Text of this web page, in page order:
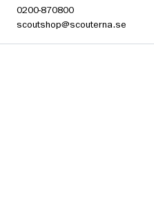
0200-870800
scoutshop@scouterna.se